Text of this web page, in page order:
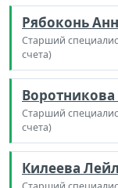
Рябоконь
Старший
счета)
Старший
счета)
Килеева